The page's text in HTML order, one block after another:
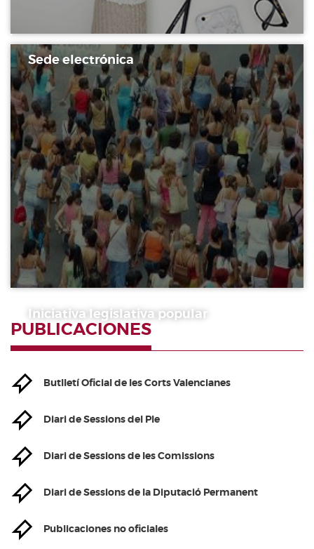
Sede electrónica
Iniciativa legislativa popular
PUBLICACIONES
Butlletí Oficial de les Corts Valencianes
Diari de Sessions del Ple
Diari de Sessions de les Comissions
Diari de Sessions de la Diputació Permanent
Publicaciones no oficiales